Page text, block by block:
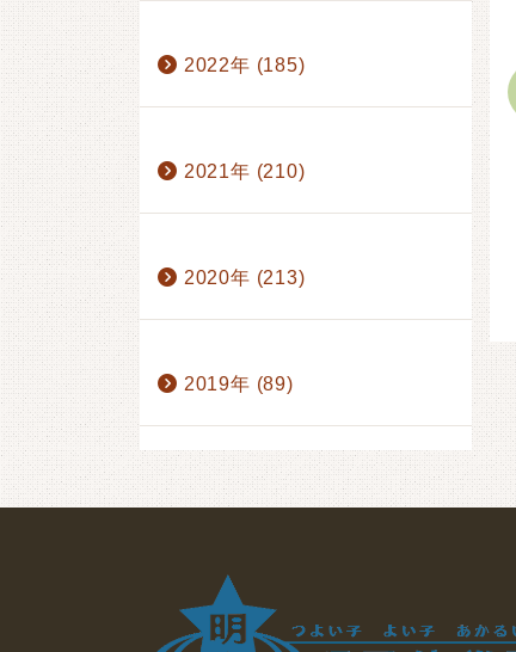
2022年 (185)
2021年 (210)
12月 (19)
2020年 (213)
7月 (20) 8月 (3) 9月 (20)
10月 (21) 11月 (19)
2019年 (89)
7月 (8) 8月 (1) 9月 (19)